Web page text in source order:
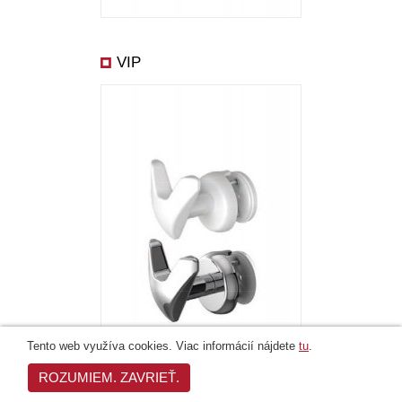
VIP
Tento web využíva cookies. Viac informácií nájdete tu.
ROZUMIEM. ZAVRIEŤ.